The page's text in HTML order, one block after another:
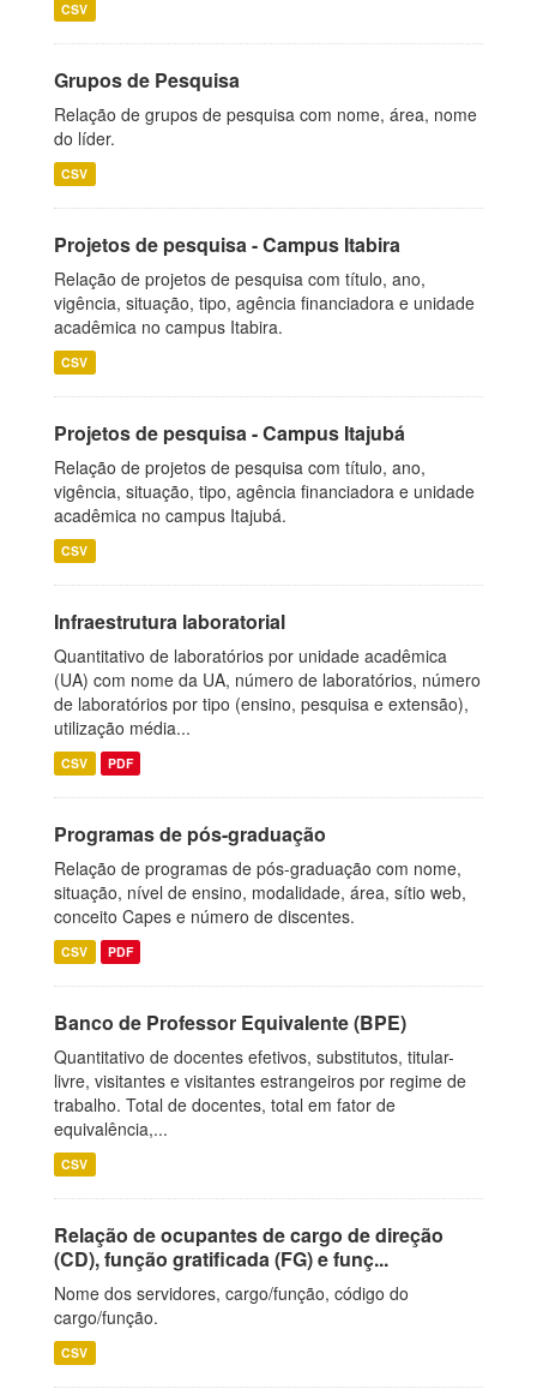
CSV
Grupos de Pesquisa
Relação de grupos de pesquisa com nome, área, nome
do líder.
CSV
Projetos de pesquisa - Campus Itabira
Relação de projetos de pesquisa com título, ano,
vigência, situação, tipo, agência financiadora e unidade
acadêmica no campus Itabira.
CSV
Projetos de pesquisa - Campus Itajubá
Relação de projetos de pesquisa com título, ano,
vigência, situação, tipo, agência financiadora e unidade
acadêmica no campus Itajubá.
CSV
Infraestrutura laboratorial
Quantitativo de laboratórios por unidade acadêmica
(UA) com nome da UA, número de laboratórios, número
de laboratórios por tipo (ensino, pesquisa e extensão),
utilização média...
CSV PDF
Programas de pós-graduação
Relação de programas de pós-graduação com nome,
situação, nível de ensino, modalidade, área, sítio web,
conceito Capes e número de discentes.
CSV PDF
Banco de Professor Equivalente (BPE)
Quantitativo de docentes efetivos, substitutos, titular-
livre, visitantes e visitantes estrangeiros por regime de
trabalho. Total de docentes, total em fator de
equivalência,...
CSV
Relação de ocupantes de cargo de direção
(CD), função gratificada (FG) e funç...
Nome dos servidores, cargo/função, código do
cargo/função.
CSV